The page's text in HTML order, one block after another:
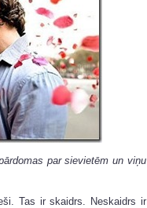
par sievietēm un viņu
Tas ir skaidrs. Neskaidrs ir